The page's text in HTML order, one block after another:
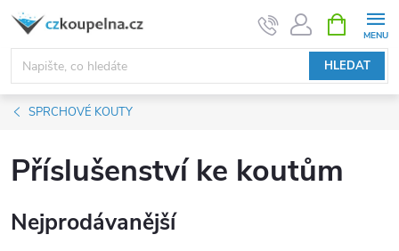
Přejít
obsah
HLEDAT
NÁKUPNÍ
KOŠÍK
SPRCHOVÉ KOUTY
Příslušenství ke koutům
Nejprodávanější